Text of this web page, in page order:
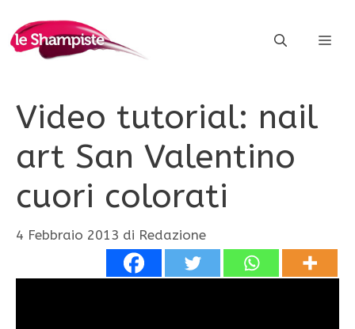
contenuto
Video tutorial: nail
art San Valentino
cuori colorati
4 Febbraio 2013 di Redazione